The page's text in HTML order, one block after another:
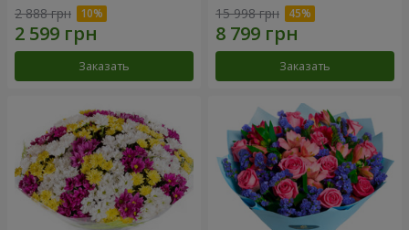
2 888 грн
Заказать
15 998 грн
Заказать